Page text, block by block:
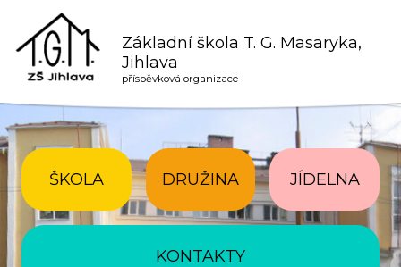
Základní škola T. G. Masaryka,
Jihlava
příspěvková organizace
ŠKOLA DRUŽINA JÍDELNA
KONTAKTY